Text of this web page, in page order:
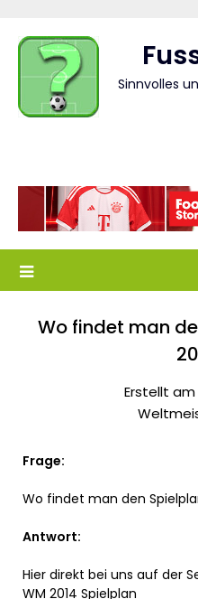
content
Sinnvolles
Wo findet man
Erstellt am
Frage:
Wo findet man den
Antwort:
Hier direkt bei uns auf der
WM 2014 Spielplan